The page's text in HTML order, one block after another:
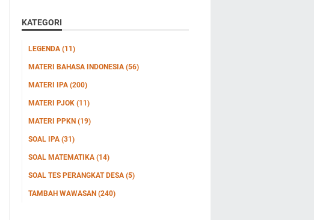
KATEGORI
LEGENDA (11)
MATERI BAHASA INDONESIA (56)
MATERI IPA (200)
MATERI PJOK (11)
MATERI PPKN (19)
SOAL IPA (31)
SOAL MATEMATIKA (14)
SOAL TES PERANGKAT DESA (5)
TAMBAH WAWASAN (240)